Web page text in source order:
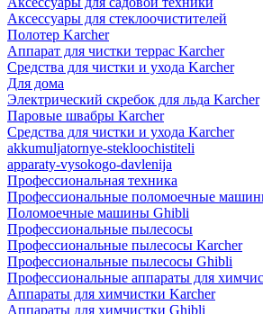
Аксессуары для стеклоочистителей
Полотер Karcher
Аппарат для чистки террас Karcher
Средства для чистки и ухода Karcher
Для дома
Электрический скребок для льда Karcher
Паровые швабры Karcher
Средства для чистки и ухода Karcher
akkumuljatornye-stekloochistiteli
apparaty-vysokogo-davlenija
Профессиональная техника
Профессиональные поломоечные
Поломоечные машины Ghibli
Профессиональные пылесосы
Профессиональные пылесосы Karcher
Профессиональные пылесосы Ghibli
Профессиональные аппараты для
Аппараты для химчистки Karcher
Аппараты для химчистки Ghibli